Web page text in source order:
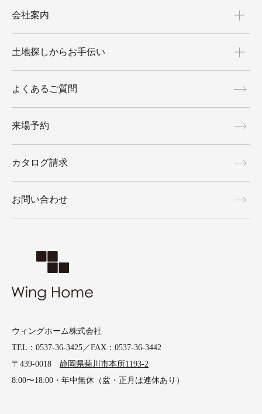
ウィングホーム株式会社
TEL：0537-36-3425／FAX：0537-36-3442
〒439-0018 静岡県菊川市本所1193-2
8:00〜18:00・年中無休（盆・正月は連休あり）
会社案内
土地探しからお手伝い
よくあるご質問
来場予約
カタログ請求
お問い合わせ